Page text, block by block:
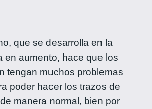
que se desarrolla en la
en aumento, hace que los
tengan muchos problemas
poder hacer los trazos de
manera normal, bien por